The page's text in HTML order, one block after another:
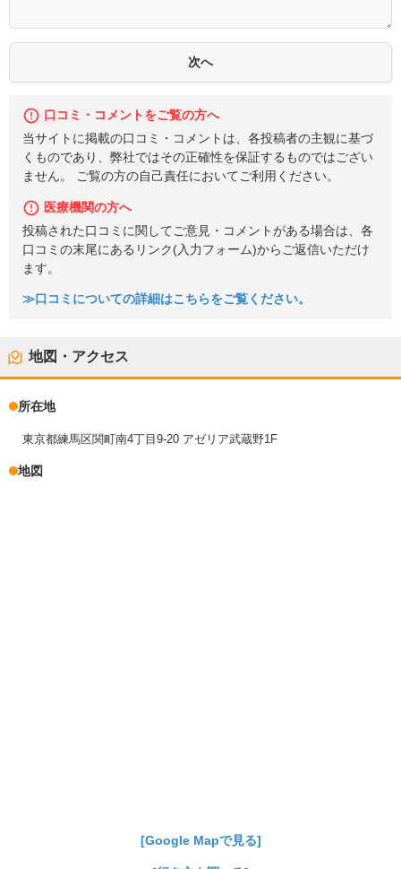
口コミ・コメントをご覧の方へ
当サイトに掲載の口コミ・コメントは、各投稿者の主観に基づ
くものであり、弊社ではその正確性を保証するものではござい
ません。 ご覧の方の自己責任においてご利用ください。
医療機関の方へ
投稿された口コミに関してご意見・コメントがある場合は、各
口コミの末尾にあるリンク(入力フォーム)からご返信いただけ
ます。
≫口コミについての詳細はこちらをご覧ください。
地図・アクセス
所在地
東京都練馬区関町南4丁目9-20 アゼリア武蔵野1F
地図
[Google Mapで見る]